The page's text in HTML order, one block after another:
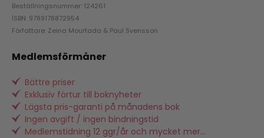
Beställningsnummer: 124261
ISBN: 9789178872954
Författare: Zeina Mourtada & Paul Svensson
Medlemsförmåner
Bättre priser
Exklusiv förtur till boknyheter
Lägsta pris-garanti på månadens bok
Ingen avgift / ingen bindningstid
Medlemstidning 12 ggr/år och mycket mer...